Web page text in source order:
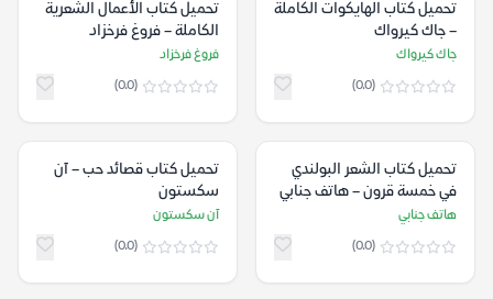
تحميل كتاب الهايكوات الكاملة
– جاك كيرواك
جاك كيرواك
(0.0)
تحميل كتاب الأعمال الشعرية
الكاملة – فروغ فرخزاد
فروغ فرخزاد
(0.0)
تحميل كتاب الشعر البولندي
في خمسة قرون – هاتف جنابي
هاتف جنابي
(0.0)
تحميل كتاب قصائد حب – آن
سكستون
آن سكستون
(0.0)